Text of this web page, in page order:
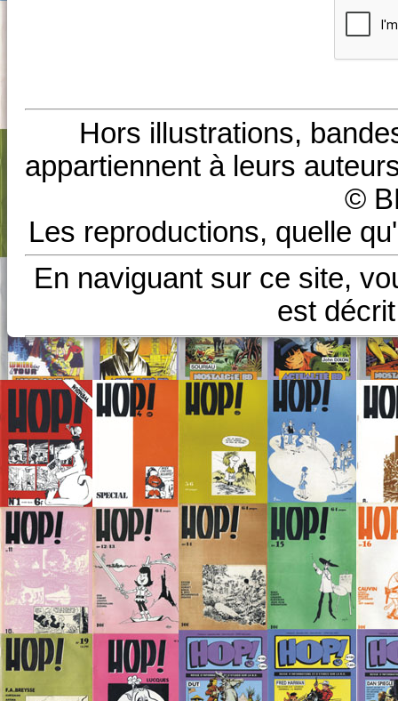
Hors illustrations,
appartiennent à leurs
©
Les reproductions, quelle
En naviguant sur ce site,
est